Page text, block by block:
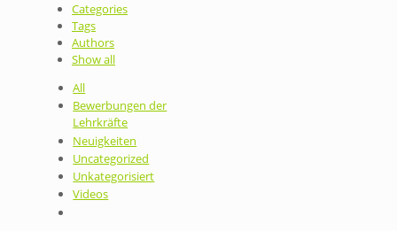
Categories
Tags
Authors
Show all
All
Bewerbungen der
Lehrkräfte
Neuigkeiten
Uncategorized
Unkategorisiert
Videos